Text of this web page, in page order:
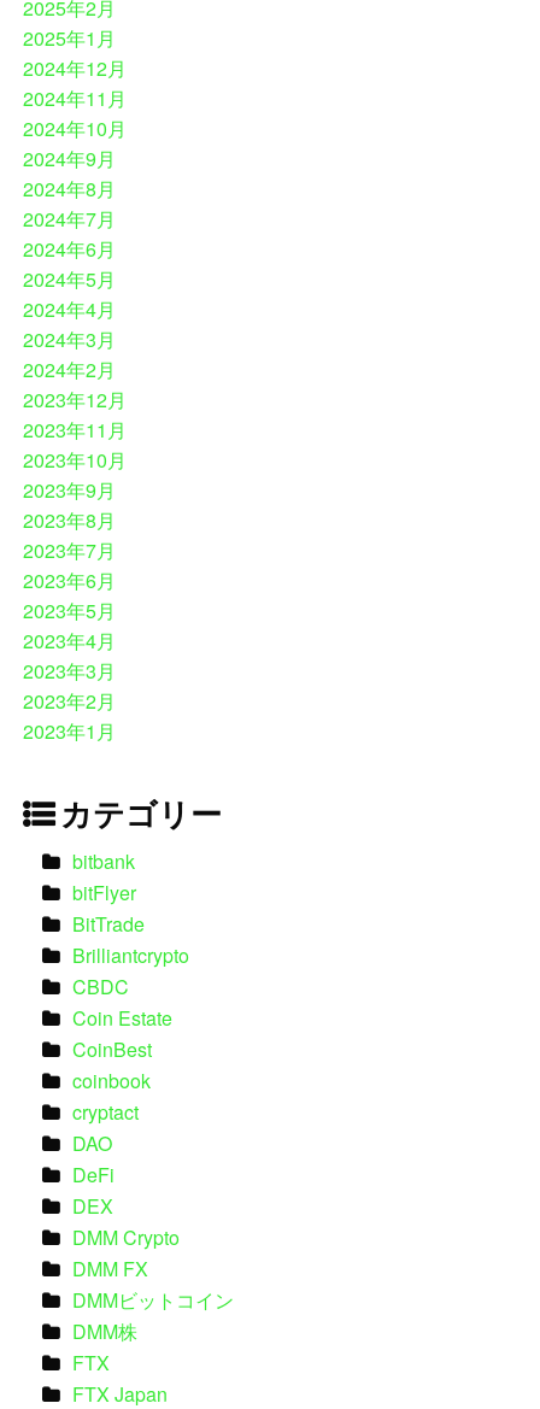
2025年2月
2025年1月
2024年12月
2024年11月
2024年10月
2024年9月
2024年8月
2024年7月
2024年6月
2024年5月
2024年4月
2024年3月
2024年2月
2023年12月
2023年11月
2023年10月
2023年9月
2023年8月
2023年7月
2023年6月
2023年5月
2023年4月
2023年3月
2023年2月
2023年1月
カテゴリー
bitbank
bitFlyer
BitTrade
Brilliantcrypto
CBDC
Coin Estate
CoinBest
coinbook
cryptact
DAO
DeFi
DEX
DMM Crypto
DMM FX
DMMビットコイン
DMM株
FTX
FTX Japan